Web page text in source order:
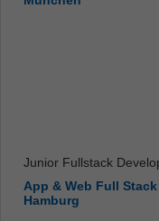
Junior Fullstack
App & Web Full
Hamburg